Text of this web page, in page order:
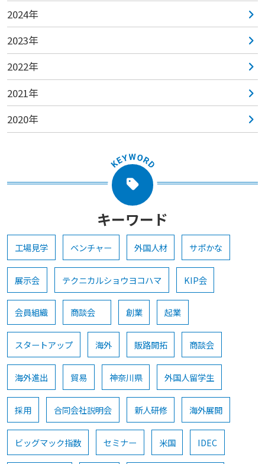
2024年
2023年
2022年
2021年
2020年
キーワード
工場見学 ベンチャー 外国人材 サポかな
展示会 テクニカルショウヨコハマ KIP会
会員組織 商談会 創業 起業
スタートアップ 海外 販路開拓 商談会
海外進出 貿易 神奈川県 外国人留学生
採用 合同会社説明会 新人研修 海外展開
ビッグマック指数 セミナー 米国 IDEC